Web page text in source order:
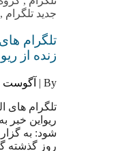
جدید تلگرام ,
زنده از ریو
By | آگوست 10, 2016
ریواین خبر
شود: به
روز گذشته